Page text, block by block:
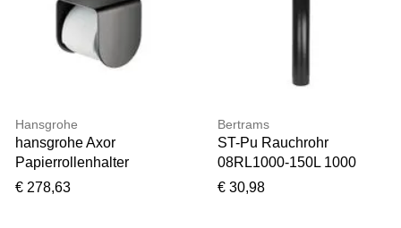
beidseitig tragbar,
atmungsaktives Material
Hansgrohe
hansgrohe Axor
Papierrollenhalter
42436340 mit Ablage,
€ 278,63
Bertrams
ST-Pu Rauchrohr
08RL1000-150L 1000
mm, Ø 150 mm,
€ 30,98